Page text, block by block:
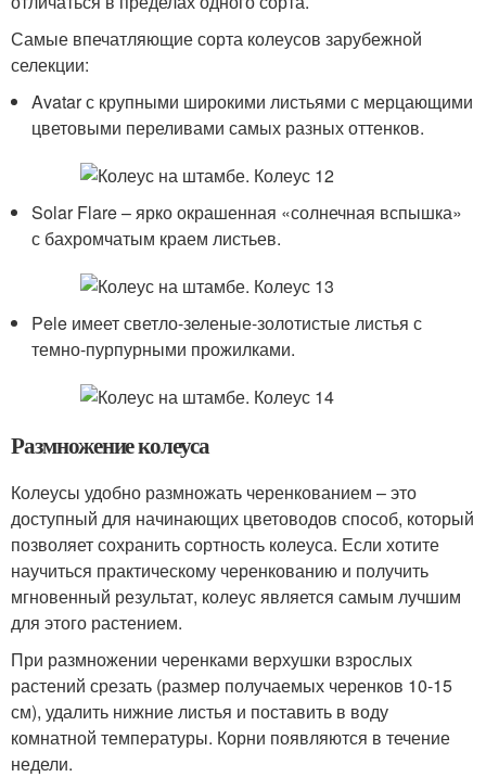
Самые впечатляющие сорта колеусов зарубежной
селекции:
Avatar с крупными широкими листьями с мерцающими
цветовыми переливами самых разных оттенков.
Solar Flare – ярко окрашенная «солнечная вспышка»
с бахромчатым краем листьев.
Pele имеет светло-зеленые-золотистые листья с
темно-пурпурными прожилками.
Размножение колеуса
Колеусы удобно размножать черенкованием – это
доступный для начинающих цветоводов способ, который
позволяет сохранить сортность колеуса. Если хотите
научиться практическому черенкованию и получить
мгновенный результат, колеус является самым лучшим
для этого растением.
При размножении черенками верхушки взрослых
растений срезать (размер получаемых черенков 10-15
см), удалить нижние листья и поставить в воду
комнатной температуры. Корни появляются в течение
недели.